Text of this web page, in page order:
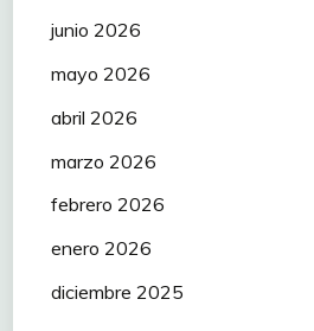
junio 2026
mayo 2026
abril 2026
marzo 2026
febrero 2026
enero 2026
diciembre 2025